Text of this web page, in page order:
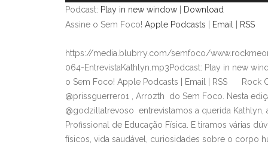
Podcast: Play in new window
Download
Assine o Sem Foco! Apple Podcasts Email RSS
https://media.blubrry.com/semfoco/
064-EntrevistaKathlyn.mp3Podcast: Play in new
o Sem Foco! Apple Podcasts | Email | RSS Rock
@prissguerrero1 , Arrozth do Sem Foco. Nesta
@godzillatrevoso entrevistamos a querida Kathlyn,
Profissional de Educação Física. E tiramos várias
físicos, vida saudável, curiosidades sobre o corpo